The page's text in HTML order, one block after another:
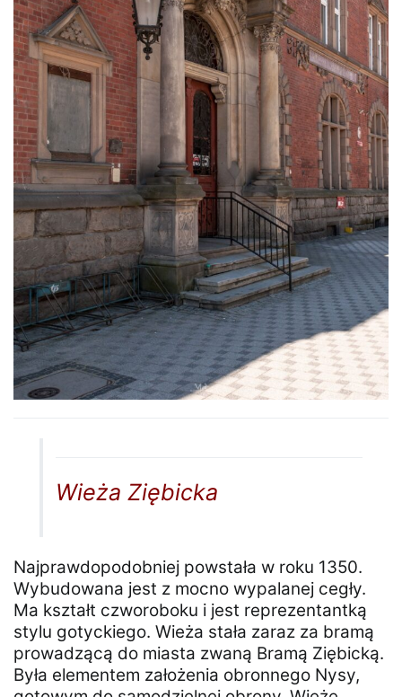
Wieża Ziębicka
Najprawdopodobniej powstała w roku 1350.
Wybudowana jest z mocno wypalanej cegły.
Ma kształt czworoboku i jest reprezentantką
stylu gotyckiego. Wieża stała zaraz za bramą
prowadzącą do miasta zwaną Bramą Ziębicką.
Była elementem założenia obronnego Nysy,